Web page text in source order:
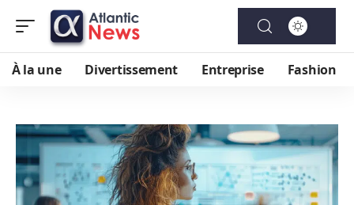
À la une Divertissement Entreprise Fashion